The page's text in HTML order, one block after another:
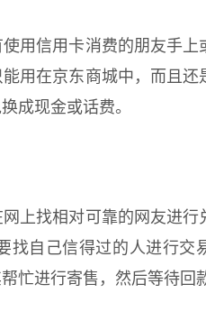
信用卡消费的朋友手上
用在京东商城中，而且还
成现金或话费。
找相对可靠的网友进行
找自己信得过的人进行交
忙进行寄售，然后等待回